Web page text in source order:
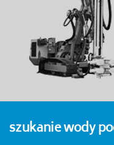
szukanie wody